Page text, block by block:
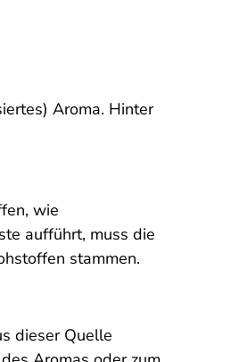
Aroma. Hinter
wie
aufführt, muss die
stammen.
dieser Quelle